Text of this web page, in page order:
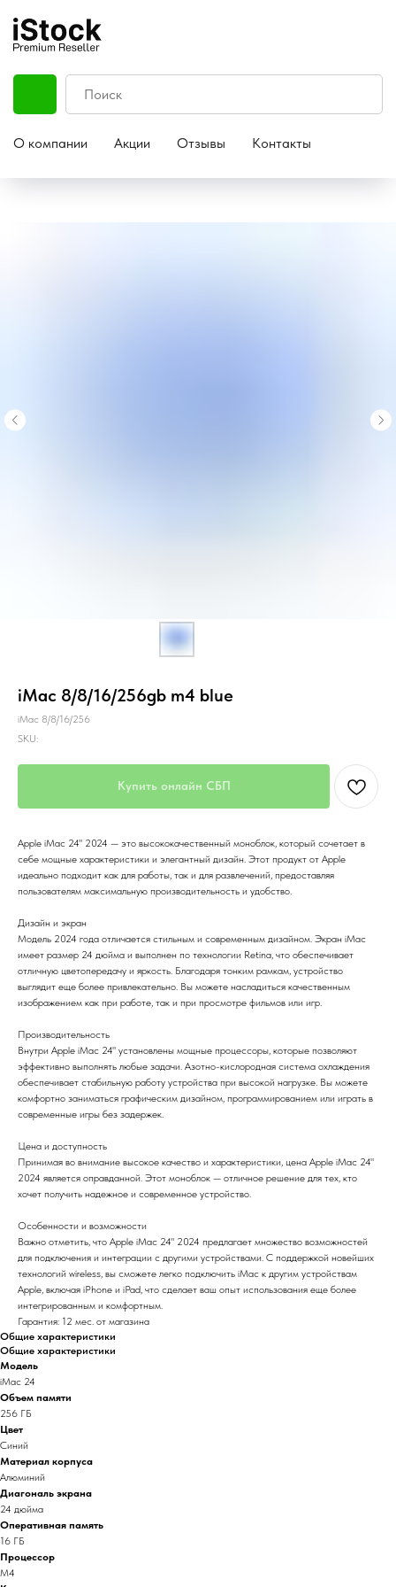
О компании Акции Отзывы Контакты
iMac 8/8/16/256gb m4 blue
iMac 8/8/16/256
SKU:
Купить онлайн СБП
Apple iMac 24" 2024 — это высококачественный моноблок, который сочетает в
себе мощные характеристики и элегантный дизайн. Этот продукт от Apple
идеально подходит как для работы, так и для развлечений, предоставляя
пользователям максимальную производительность и удобство.
Дизайн и экран
Модель 2024 года отличается стильным и современным дизайном. Экран iMac
имеет размер 24 дюйма и выполнен по технологии Retina, что обеспечивает
отличную цветопередачу и яркость. Благодаря тонким рамкам, устройство
выглядит еще более привлекательно. Вы можете насладиться качественным
изображением как при работе, так и при просмотре фильмов или игр.
Производительность
Внутри Apple iMac 24" установлены мощные процессоры, которые позволяют
эффективно выполнять любые задачи. Азотно-кислородная система охлаждения
обеспечивает стабильную работу устройства при высокой нагрузке. Вы можете
комфортно заниматься графическим дизайном, программированием или играть в
современные игры без задержек.
Цена и доступность
Принимая во внимание высокое качество и характеристики, цена Apple iMac 24"
2024 является оправданной. Этот моноблок — отличное решение для тех, кто
хочет получить надежное и современное устройство.
Особенности и возможности
Важно отметить, что Apple iMac 24" 2024 предлагает множество возможностей
для подключения и интеграции с другими устройствами. С поддержкой новейших
технологий wireless, вы сможете легко подключить iMac к другим устройствам
Apple, включая iPhone и iPad, что сделает ваш опыт использования еще более
интегрированным и комфортным.
Гарантия: 12 мес. от магазина
Общие характеристики
Общие характеристики
Модель
iMac 24
Объем памяти
256 ГБ
Цвет
Синий
Материал корпуса
Алюминий
Диагональ экрана
24 дюйма
Оперативная память
16 ГБ
Процессор
M4